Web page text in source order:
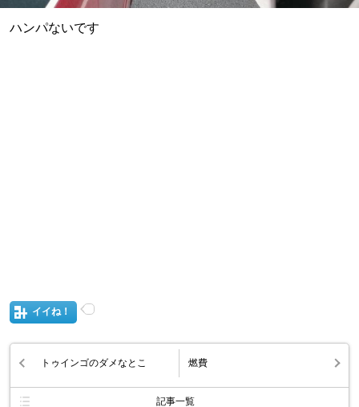
ハンパないです
イイね！
トゥインゴのダメなとこ 燃費
記事一覧